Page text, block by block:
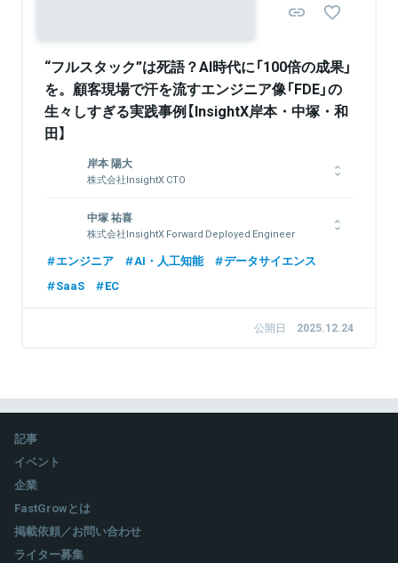
“フルスタック”は死語？AI時代に「100倍の成果」
を。顧客現場で汗を流すエンジニア像「FDE」の
生々しすぎる実践事例【InsightX岸本・中塚・和
田】
岸本 陽大
株式会社InsightX CTO
チャットプラットフォームやCRMのフルスタックな開発に従
事。データサイエンスコンペのKaggleにてKaggle Masterの称
号を持つ。2022年、InsightXへ参画。
中塚 祐喜
株式会社InsightX Forward Deployed Engineer
東京大学情報系修士卒。世界最大の機械学習コンペKaggleで優
言語処理・ネットワーク解析技術を用い、大規模知財データを活
エンジニア AI・人工知能
データサイエンス
SaaS
EC
公開日 2025.12.24
記事
イベント
企業
FastGrowとは
掲載依頼／お問い合わせ
ライター募集